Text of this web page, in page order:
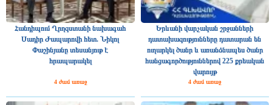
Հանդիպում Ղրղզստանի նախագահ
Սադիր Ժապարովի հետ. Նիկոլ
Փաշինյանը տեսանյութ է
հրապարակել
4 ժամ առաջ
Երևանի վարչական շրջանների
դատախազությունները դատարան են
ուղարկել ծանր և առանձնապես ծանր
հանցագործություններով 225 քրեական
վարույթ
4 ժամ առաջ